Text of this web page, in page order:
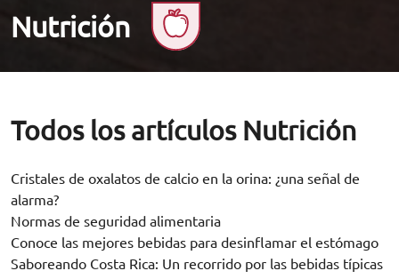
Nutrición
Todos los artículos Nutrición
Cristales de oxalatos de calcio en la orina: ¿una señal de
alarma?
Normas de seguridad alimentaria
Conoce las mejores bebidas para desinflamar el estómago
Saboreando Costa Rica: Un recorrido por las bebidas típicas